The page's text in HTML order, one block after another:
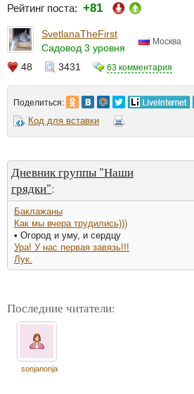
Рейтинг поста: +81
SvetlanaTheFirst
Садовод 3 уровня
Москва
48 3431 63 комментария
Поделиться:
Код для вставки
Дневник группы "Наши
грядки":
Баклажаны
Как мы вчера трудились)))
• Огород и уму, и сердцу
Ура! У нас первая завязь!!!
Лук.
Последние читатели:
sonjanonja